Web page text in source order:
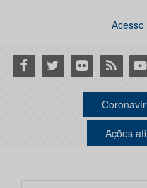
Facebook
Twitter Flickr RSS
Ações